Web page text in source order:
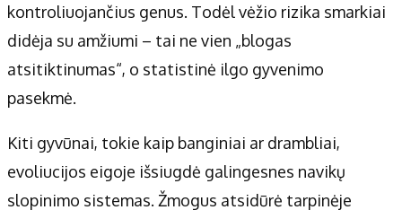
kontroliuojančius genus. Todėl vėžio rizika smarkiai
didėja su amžiumi – tai ne vien „blogas
atsitiktinumas“, o statistinė ilgo gyvenimo
pasekmė.
Kiti gyvūnai, tokie kaip banginiai ar drambliai,
evoliucijos eigoje išsiugdė galingesnes navikų
slopinimo sistemas. Žmogus atsidūrė tarpinėje